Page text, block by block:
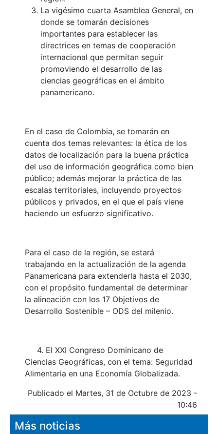
La vigésimo cuarta Asamblea General, en
donde se tomarán decisiones
importantes para establecer las
directrices en temas de cooperación
internacional que permitan seguir
promoviendo el desarrollo de las
ciencias geográficas en el ámbito
panamericano.
En el caso de Colombia, se tomarán en
cuenta dos temas relevantes: la ética de los
datos de localización para la buena práctica
del uso de información geográfica como bien
público; además mejorar la práctica de las
escalas territoriales, incluyendo proyectos
públicos y privados, en el que el país viene
haciendo un esfuerzo significativo.
Para el caso de la región, se estará
trabajando en la actualización de la agenda
Panamericana para extenderla hasta el 2030,
con el propósito fundamental de determinar
la alineación con los 17 Objetivos de
Desarrollo Sostenible – ODS del milenio.
4. El XXI Congreso Dominicano de
Ciencias Geográficas, con el tema: Seguridad
Alimentaria en una Economía Globalizada.
Publicado el Martes, 31 de Octubre de 2023 -
10:46
Más noticias